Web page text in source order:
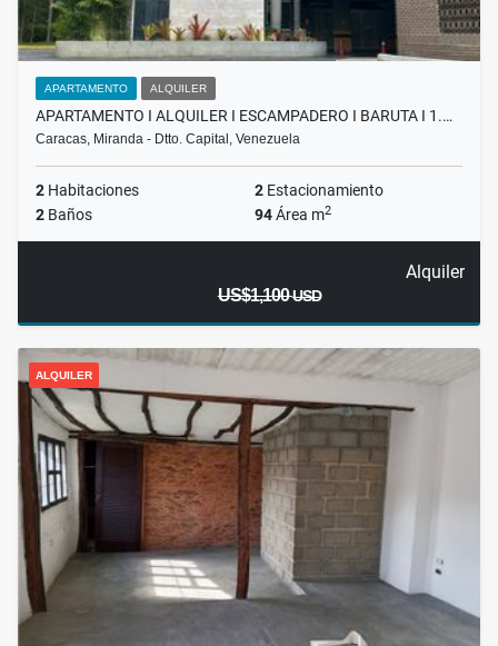
APARTAMENTO ALQUILER
APARTAMENTO I ALQUILER I ESCAMPADERO I BARUTA I 1.…
Caracas, Miranda - Dtto. Capital, Venezuela
2 Habitaciones 2 Estacionamiento
2 Baños 94Área m2
Alquiler
US$1,100USD
ALQUILER